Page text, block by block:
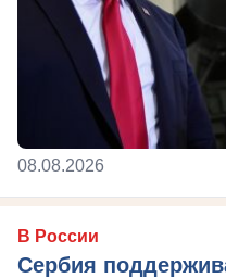
08.08.2026
В России
Сербия